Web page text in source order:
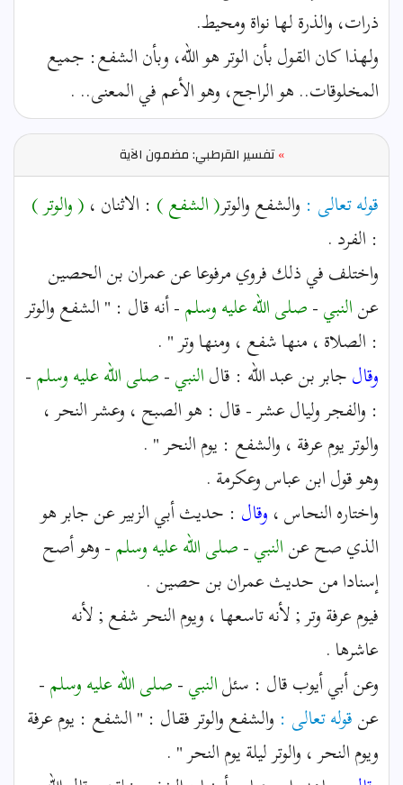
ذرات، والذرة لها نواة ومحيط.
ولهذا كان القول بأن الوتر هو الله، وبأن الشفع: جميع
المخلوقات.. هو الراجح، وهو الأعم في المعنى.. .
» تفسير القرطبي: مضمون الآية
قوله تعالى : والشفع والوتر( الشفع ) : الاثنان ،( والوتر )
: الفرد .
واختلف في ذلك فروي مرفوعا عن عمران بن الحصين
عنالنبي-صلى الله عليه وسلم- أنه قال : " الشفع والوتر
: الصلاة ، منها شفع ، ومنها وتر " .
وقالجابر بن عبد الله : قالالنبي-صلى الله عليه وسلم-
: والفجر وليال عشر - قال : هو الصبح ، وعشر النحر ،
والوتر يوم عرفة ، والشفع : يوم النحر " .
وهو قول ابن عباس وعكرمة .
واختاره النحاس ،وقال : حديث أبي الزبير عن جابر هو
الذي صح عنالنبي-صلى الله عليه وسلم- وهو أصح
إسنادا من حديث عمران بن حصين .
فيوم عرفة وتر ; لأنه تاسعها ، ويوم النحر شفع ; لأنه
عاشرها .
وعن أبي أيوب قال : سئلالنبي-صلى الله عليه وسلم-
عنقوله تعالى : والشفع والوتر فقال : " الشفع : يوم عرفة
ويوم النحر ، والوتر ليلة يوم النحر " .